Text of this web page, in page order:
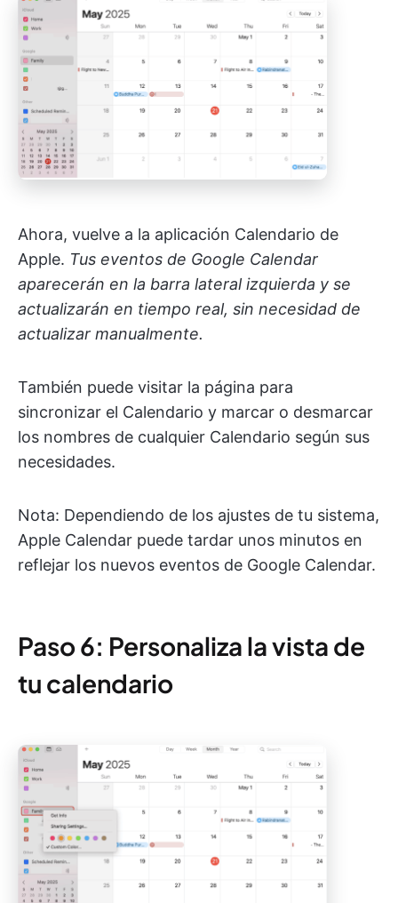
Ahora, vuelve a la aplicación Calendario de
Apple. Tus eventos de Google Calendar
aparecerán en la barra lateral izquierda y se
actualizarán en tiempo real, sin necesidad de
actualizar manualmente.
También puede visitar la página para
sincronizar el Calendario y marcar o desmarcar
los nombres de cualquier Calendario según sus
necesidades.
Nota: Dependiendo de los ajustes de tu sistema,
Apple Calendar puede tardar unos minutos en
reflejar los nuevos eventos de Google Calendar.
Paso 6: Personaliza la vista de
tu calendario